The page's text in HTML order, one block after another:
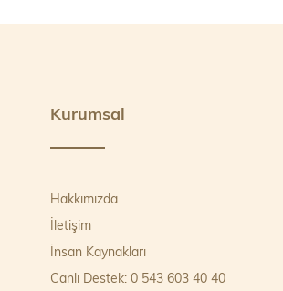
Kurumsal
Hakkımızda
İletişim
İnsan Kaynakları
Canlı Destek: 0 543 603 40 40